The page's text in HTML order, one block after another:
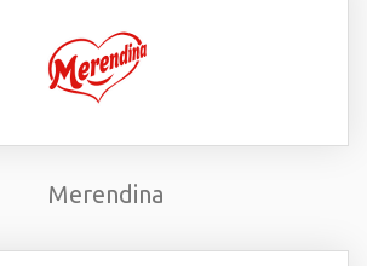
Merendina